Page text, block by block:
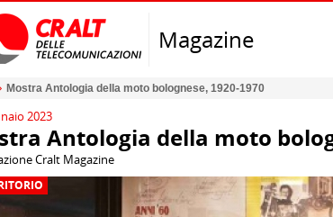
Magazine
Mostra Antologia della moto bolognese, 1920-1970
2023
Antologia della moto
Cralt Magazine